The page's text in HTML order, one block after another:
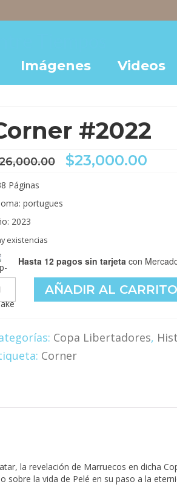
Imágenes Videos
#2022
El
precio
$23,000.00El
Páginas
portugues
2023
existencias
Hasta 12 pagos sin tarjetacon
AÑADIR AL CARRITO
Copa Libertadores,
Corner
la revelación de Marruecos en dicha
la vida de Pelé en su paso a la